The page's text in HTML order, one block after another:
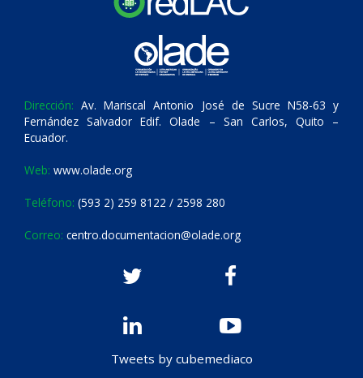
Dirección: Av. Mariscal Antonio José de Sucre N58-63 y
Fernández Salvador Edif. Olade – San Carlos, Quito –
Ecuador.
Web: www.olade.org
Teléfono: (593 2) 259 8122 / 2598 280
Correo: centro.documentacion@olade.org
Tweets by cubemediaco